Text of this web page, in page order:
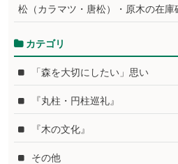
松（カラマツ・唐松）・原木の在庫
カテゴリ
「森を大切にしたい」思い
『丸柱・円柱巡礼』
『木の文化』
その他